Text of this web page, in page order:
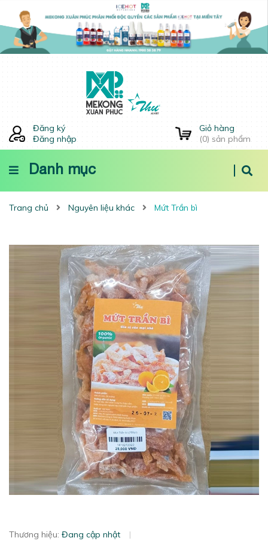
Đăng ký
Đăng nhập
Giỏ hàng
(0) sản phẩm
Danh mục
Trang chủ Nguyên liệu khác Mứt Trần bì
Thương hiệu: Đang cập nhật |